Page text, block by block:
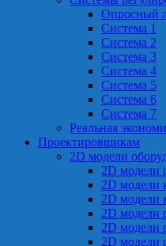
Опросный
Система 1
Система 2
Система 3
Система 4
Система 5
Система 6
Система 7
Реальная
Проектировщикам
2D модели
2D модели
2D модели
2D модели
2D модели
2D модели
2D модели